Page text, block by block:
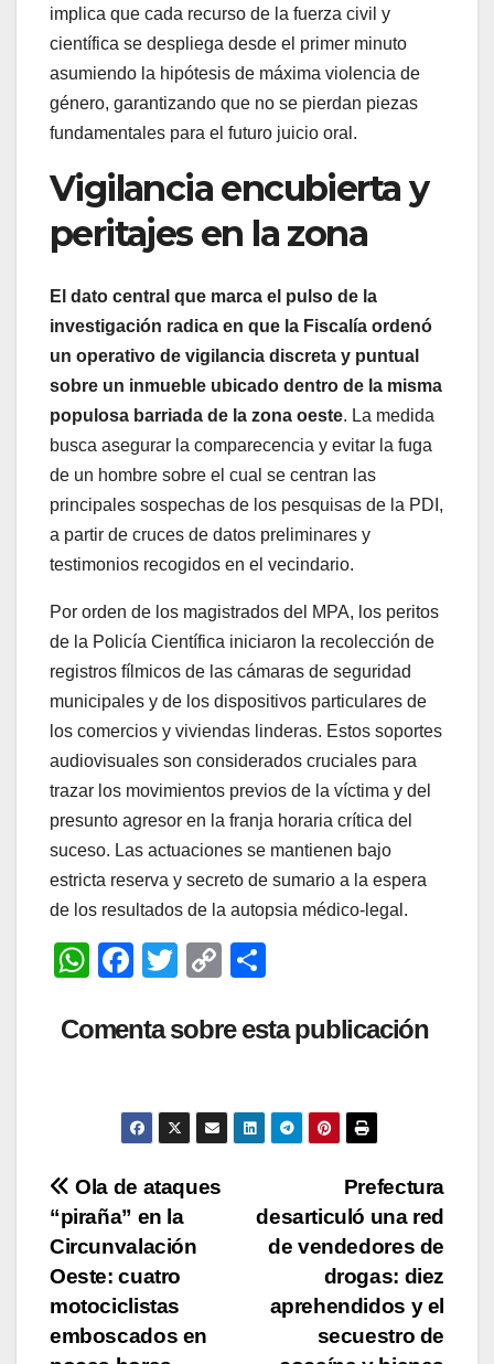
implica que cada recurso de la fuerza civil y
científica se despliega desde el primer minuto
asumiendo la hipótesis de máxima violencia de
género, garantizando que no se pierdan piezas
fundamentales para el futuro juicio oral.
Vigilancia encubierta y
peritajes en la zona
El dato central que marca el pulso de la
investigación radica en que la Fiscalía ordenó
un operativo de vigilancia discreta y puntual
sobre un inmueble ubicado dentro de la misma
populosa barriada de la zona oeste. La medida
busca asegurar la comparecencia y evitar la fuga
de un hombre sobre el cual se centran las
principales sospechas de los pesquisas de la PDI,
a partir de cruces de datos preliminares y
testimonios recogidos en el vecindario.
Por orden de los magistrados del MPA, los peritos
de la Policía Científica iniciaron la recolección de
registros fílmicos de las cámaras de seguridad
municipales y de los dispositivos particulares de
los comercios y viviendas linderas. Estos soportes
audiovisuales son considerados cruciales para
trazar los movimientos previos de la víctima y del
presunto agresor en la franja horaria crítica del
suceso. Las actuaciones se mantienen bajo
estricta reserva y secreto de sumario a la espera
de los resultados de la autopsia médico-legal.
W
at
p
F
c
b
o
k
T
tt
C
p
Li
n
m
ar
tir
Comenta sobre esta publicación
Navegación
de
entradas
Prefectura
desarticuló una red
de vendedores de
drogas: diez
aprehendidos y el
secuestro de
Ola de ataques
“piraña” en la
Circunvalación
Oeste: cuatro
motociclistas
emboscados en